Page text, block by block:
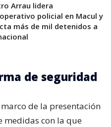
Arrau lidera
policial en Macul y
más de mil detenidos a
de seguridad
de la presentación
medidas con la que